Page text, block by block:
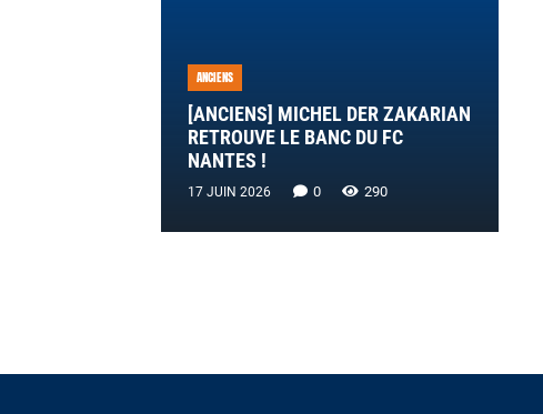
ANCIENS
[ANCIENS] MICHEL DER ZAKARIAN
RETROUVE LE BANC DU FC
NANTES !
17 JUIN 2026 0 290